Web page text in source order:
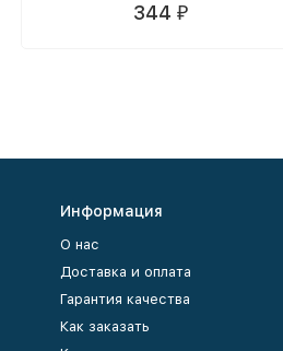
344 ₽
Информация
О нас
Доставка и оплата
Гарантия качества
Как заказать